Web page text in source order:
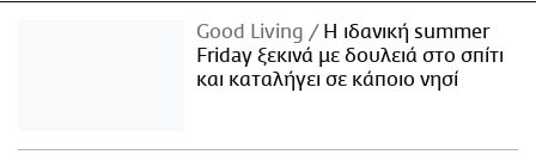
Good Living
Η ιδανική summer
Friday ξεκινά με δουλειά στο σπίτι
και καταλήγει σε κάποιο νησί